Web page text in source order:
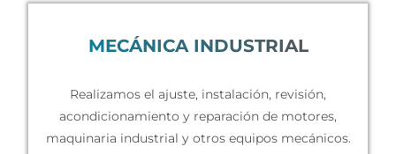
MECÁNICA INDUSTRIAL
Realizamos el ajuste, instalación, revisión,
acondicionamiento y reparación de motores,
maquinaria industrial y otros equipos mecánicos.